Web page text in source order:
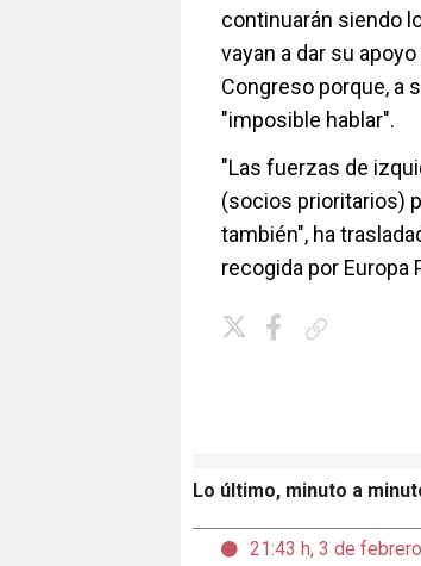
continuarán siendo
vayan a dar su
Congreso porque, a
"imposible hablar".
"Las fuerzas de
(socios prioritarios)
también", ha
recogida por Europa
Lo último, minuto a
21:43 h, 3 de